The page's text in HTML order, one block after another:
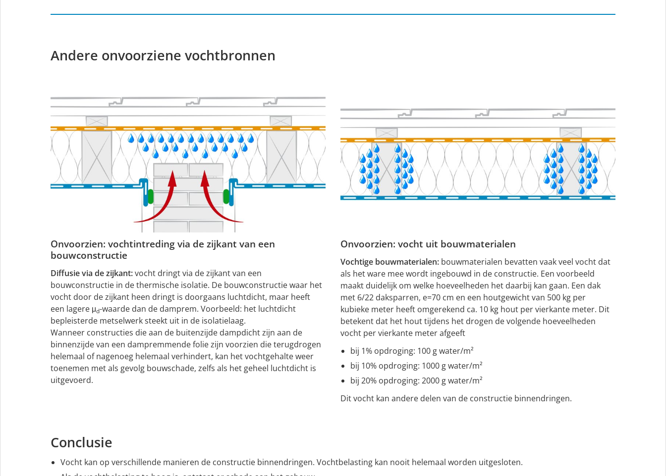
Andere onvoorziene vochtbronnen
Onvoorzien: vochtintreding via de zijkant van een
bouwconstructie
Diffusie via de zijkant:vocht dringt via de zijkant van een
bouwconstructie in de thermische isolatie. De bouwconstructie waar het
vocht door de zijkant heen dringt is doorgaans luchtdicht, maar heeft
een lagere μd-waarde dan de damprem. Voorbeeld: het luchtdicht
bepleisterde metselwerk steekt uit in de isolatielaag.
Wanneer constructies die aan de buitenzijde dampdicht zijn aan de
binnenzijde van een dampremmende folie zijn voorzien die terugdrogen
helemaal of nagenoeg helemaal verhindert, kan het vochtgehalte weer
toenemen met als gevolg bouwschade, zelfs als het geheel luchtdicht is
uitgevoerd.
Onvoorzien: vocht uit bouwmaterialen
Vochtige bouwmaterialen: bouwmaterialen bevatten vaak veel vocht dat
als het ware mee wordt ingebouwd in de constructie. Een voorbeeld
maakt duidelijk om welke hoeveelheden het daarbij kan gaan. Een dak
met 6/22 daksparren, e=70 cm en een houtgewicht van 500 kg per
kubieke meter heeft omgerekend ca. 10 kg hout per vierkante meter. Dit
betekent dat het hout tijdens het drogen de volgende hoeveelheden
vocht per vierkante meter afgeeft
bij 1% opdroging: 100 g water/m²
bij 10% opdroging: 1000 g water/m²
bij 20% opdroging: 2000 g water/m²
Dit vocht kan andere delen van de constructie binnendringen.
Conclusie
Vocht kan op verschillende manieren de constructie binnendringen. Vochtbelasting kan nooit helemaal worden uitgesloten.